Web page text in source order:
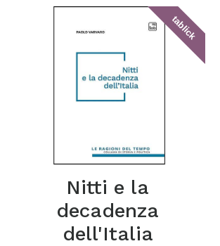
tablick
Nitti e la
decadenza
dell'Italia